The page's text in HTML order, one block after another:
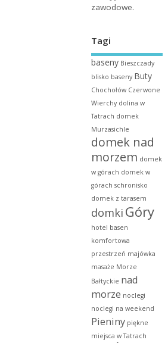
zawodowe.
Tagi
baseny Bieszczady
blisko baseny Buty
Chochołów Czerwone
Wierchy dolina w
Tatrach domek
Murzasichle
domek nad
morzem domek
w górach domek w
górach schronisko
domek z tarasem
domki Góry
hotel basen
komfortowa
przestrzeń majówka
masaże Morze
Bałtyckie nad
morze noclegi
noclegi na weekend
Pieniny piękne
miejsca w Tatrach